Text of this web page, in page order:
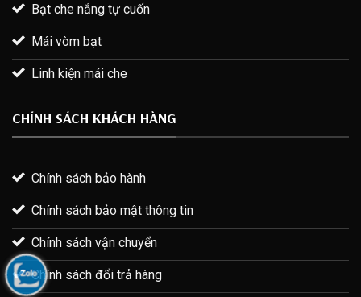
Bạt che nắng tự cuốn
Mái vòm bạt
Linh kiện mái che
CHÍNH SÁCH KHÁCH HÀNG
Chính sách bảo hành
Chính sách bảo mật thông tin
Chính sách vận chuyển
Chính sách đổi trả hàng